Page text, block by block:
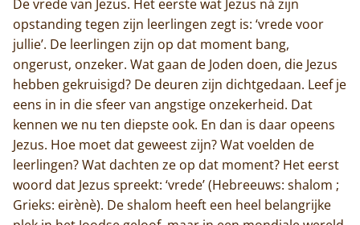
Home
Trappisten
De vrede van Jezus. Het eerste wat Jezus ná zijn
opstanding tegen zijn leerlingen zegt is: ‘vrede voor
jullie’. De leerlingen zijn op dat moment bang,
ongerust, onzeker. Wat gaan de Joden doen, die Jezus
hebben gekruisigd? De deuren zijn dichtgedaan. Leef je
eens in in die sfeer van angstige onzekerheid. Dat
kennen we nu ten diepste ook. En dan is daar opeens
Jezus. Hoe moet dat geweest zijn? Wat voelden de
leerlingen? Wat dachten ze op dat moment? Het eerst
woord dat Jezus spreekt: ‘vrede’ (Hebreeuws: shalom ;
Grieks: eirènè). De shalom heeft een heel belangrijke